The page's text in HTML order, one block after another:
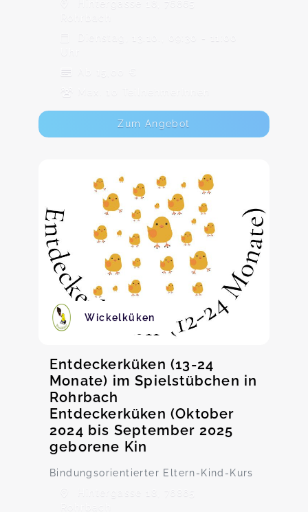
Hintergasse 18, 76865
Rohrbach
Dienstag, 13.10., 09:30 - 11:00
Ab 15,00 €
Max. 10 TeilnehmerInnen
Zum Angebot
Wickelküken
Entdeckerküken (13-24
Monate) im Spielstübchen in
Rohrbach
Entdeckerküken (Oktober
2024 bis September 2025
geborene Kin
Bindungsorientierter Eltern-Kind-Kurs
Hintergasse 18, 76865
Rohrbach